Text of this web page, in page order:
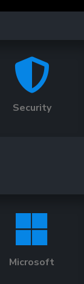

Security

Microsoft